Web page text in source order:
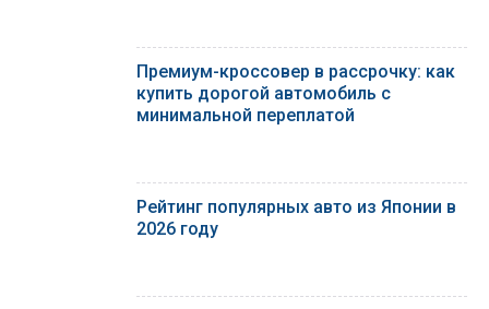
Премиум-кроссовер в рассрочку: как
купить дорогой автомобиль с
минимальной переплатой
Рейтинг популярных авто из Японии в
2026 году